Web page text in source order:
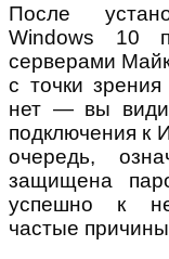
После
Windows 10
серверами
с точки
нет — вы
подключения к
очередь,
защищена
успешно к
частые